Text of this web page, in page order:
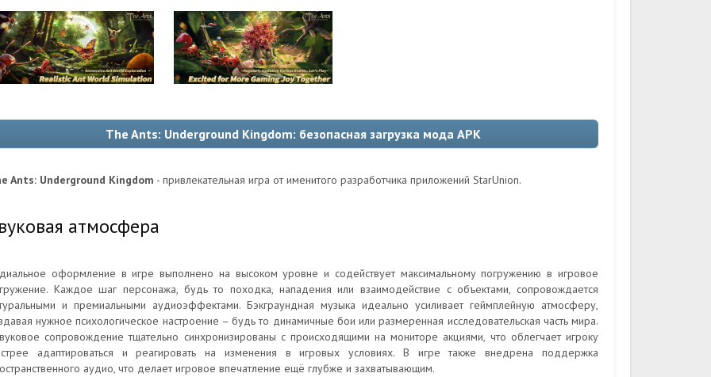
The Ants: Underground Kingdom: безопасная загрузка мода APK
Ants: Underground Kingdom - привлекательная игра от именитого разработчика приложений StarUnion.
атмосфера
оформление в игре выполнено на высоком уровне и содействует максимальному погружению в игровое
Каждое шаг персонажа, будь то походка, нападения или взаимодействие с объектами, сопровождается
и премиальными аудиоэффектами. Бэкграундная музыка идеально усиливает геймплейную атмосферу,
нужное психологическое настроение – будь то динамичные бои или размеренная исследовательская часть мира.
сопровождение тщательно синхронизированы с происходящими на мониторе акциями, что облегчает игроку
адаптироваться и реагировать на изменения в игровых условиях. В игре также внедрена поддержка
аудио, что делает игровое впечатление ещё глубже и захватывающим.